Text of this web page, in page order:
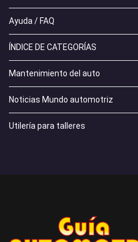
Ayuda / FAQ
ÍNDICE DE CATEGORÍAS
Mantenimiento del auto
Noticias Mundo automotriz
Utilería para talleres